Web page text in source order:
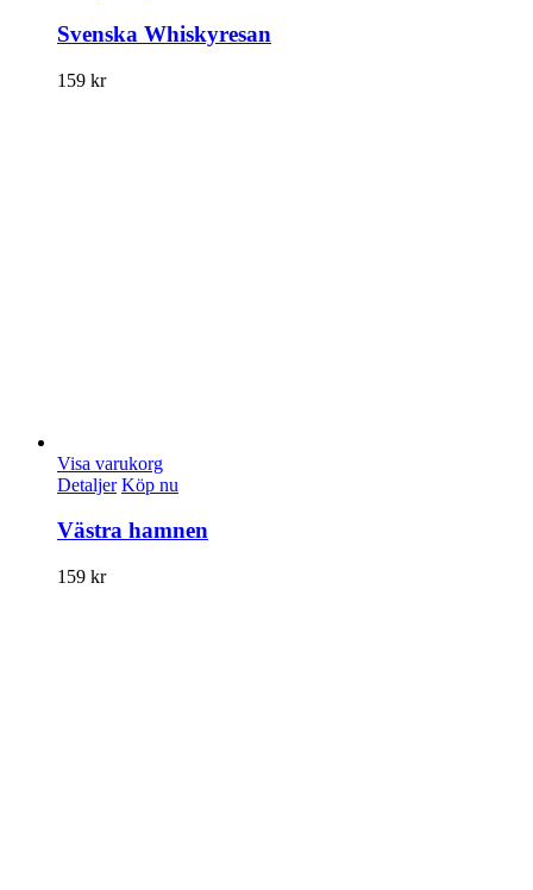
Svenska Whiskyresan
159 kr
Visa varukorg
Detaljer Köp nu
Västra hamnen
159 kr